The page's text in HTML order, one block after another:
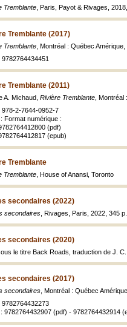
Tremblante , Paris, Payot & Rivages, 2018,
Tremblante (2017)
Tremblante , Montréal : Québec
9782764434451
Tremblante (2011)
A. Michaud, Rivière Tremblante ,
978-2-7644-0952-7
Format numérique :
(pdf)
(epub)
Tremblante
Tremblante , House of Anansi, Toronto
secondaires (2022)
secondaires , Rivages, Paris, 2022, 345 p..
secondaires (2020)
le titre Back Roads, traduction de J. C.
secondaires (2017)
secondaires , Montréal : Québec
9782764432273
9782764432907 (pdf) - 9782764432914